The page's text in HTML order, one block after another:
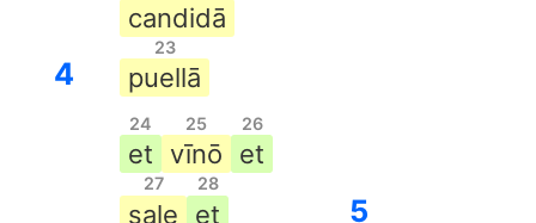
4
candidā
23
puellā
24
et
25
vīnō
26
et
27
sale
28
et 5